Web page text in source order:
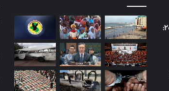
انتشار شاخص تروریسم جهانی در سال 2022: